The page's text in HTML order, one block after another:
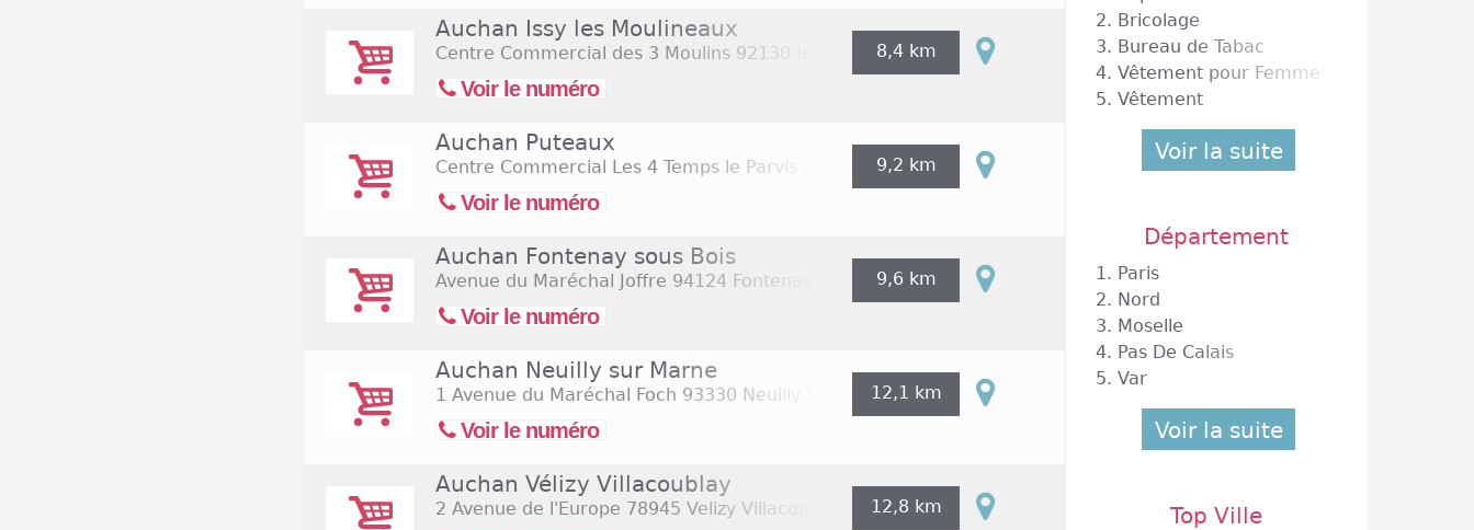
Auchan Issy les Moulineaux
Centre Commercial des 3 Moulins 92130 Issy Les Moulineaux
Voir le numéro
8,4 km
Auchan Puteaux
Centre Commercial Les 4 Temps le Parvis de la Défense92800 Puteaux
Voir le numéro
9,2 km
Auchan Fontenay sous Bois
Avenue du Maréchal Joffre 94124 Fontenay Sous Bois
Voir le numéro
9,6 km
Auchan Neuilly sur Marne
1 Avenue du Maréchal Foch 93330 Neuilly Sur Marne
Voir le numéro
12,1 km
Auchan Vélizy Villacoublay
2 Avenue de l'Europe 78945 Velizy Villacoublay 12,8 km
2. Bricolage
3. Bureau de Tabac
4. Vêtement pour Femme
5. Vêtement
Voir la suite
Département
1. Paris
2. Nord
3. Moselle
4. Pas De Calais
5. Var
Voir la suite
Top Ville